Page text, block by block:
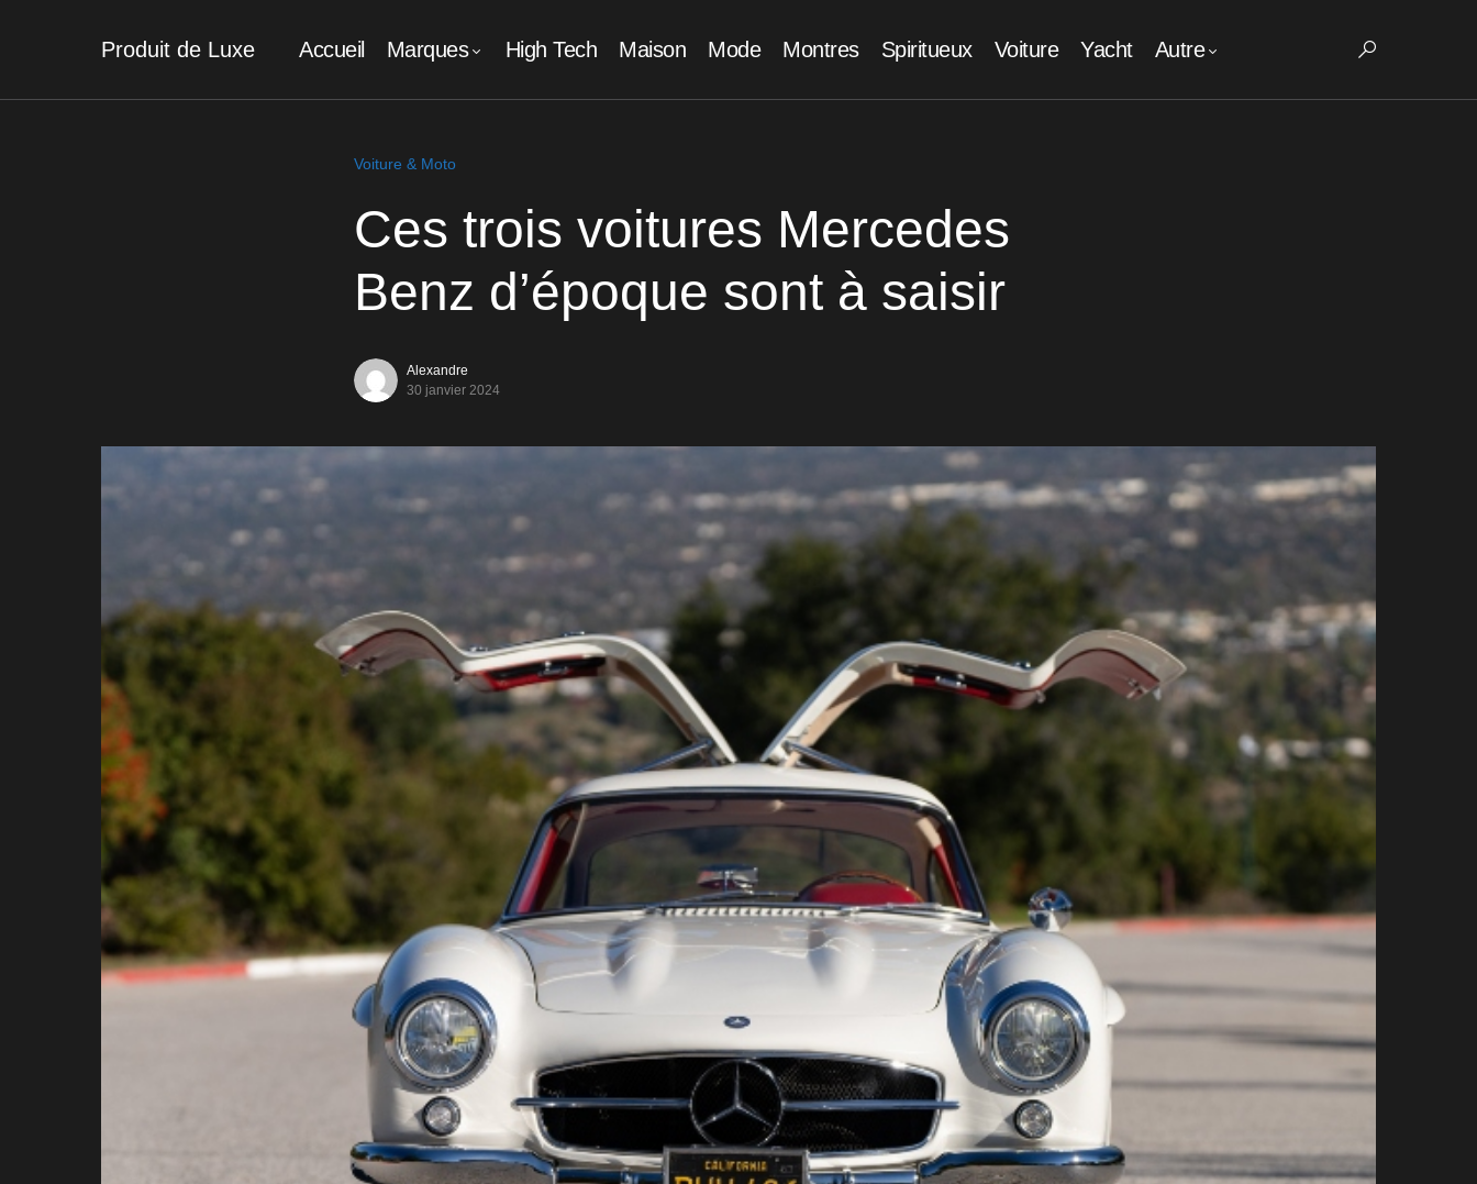
Produit de Luxe Accueil Marques High Tech Maison Mode Montres Spiritueux Voiture Yacht Autre
Voiture & Moto
Ces trois voitures Mercedes
Benz d’époque sont à saisir
Alexandre
30 janvier 2024